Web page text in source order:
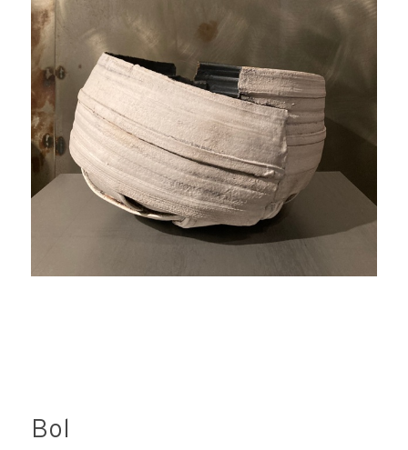
Bol
consideri oportuna. L'enviament d'aquestes dades
implica l'acceptació d'aquesta clàusula.